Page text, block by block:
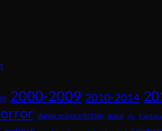
2000-2009 2010-2014
dansk science fiction debut dyr Fantasy